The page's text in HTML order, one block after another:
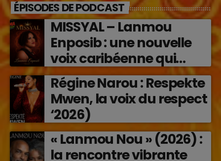
ÉPISODES DE PODCAST
MISSYAL – Lanmou
Enposib : une nouvelle
voix caribéenne qui
transforme les émotions
en musique (2026)
Régine Narou : Respekte
Mwen, la voix du respect
‘2026)
« Lanmou Nou » (2026) :
la rencontre vibrante